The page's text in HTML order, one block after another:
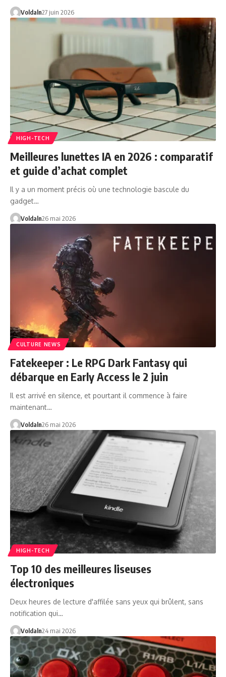
Voldaln27 juin 2026
HIGH-TECH
Meilleures lunettes IA en 2026 : comparatif
et guide d’achat complet
Il y a un moment précis où une technologie bascule du
gadget…
Voldaln26 mai 2026
CULTURE NEWS
Fatekeeper : Le RPG Dark Fantasy qui
débarque en Early Access le 2 juin
Il est arrivé en silence, et pourtant il commence à faire
maintenant…
Voldaln26 mai 2026
HIGH-TECH
Top 10 des meilleures liseuses
électroniques
Deux heures de lecture d'affilée sans yeux qui brûlent, sans
notification qui…
Voldaln24 mai 2026